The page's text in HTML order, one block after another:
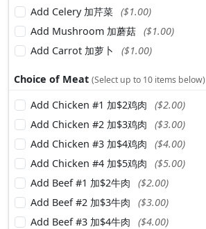
Add Celery 加芹菜 ($1.00)
Add Mushroom 加蘑菇 ($1.00)
Add Carrot 加萝卜
($1.00)
Choice of Meat (Select up to 10 items below)
Add Chicken #1 加$2鸡肉
($2.00)
Add Chicken #2 加$3鸡肉
($3.00)
Add Chicken #3 加$4鸡肉
($4.00)
Add Chicken #4 加$5鸡肉
($5.00)
Add Beef #1 加$2牛肉
($2.00)
Add Beef #2 加$3牛肉
($3.00)
Add Beef #3 加$4牛肉
($4.00)